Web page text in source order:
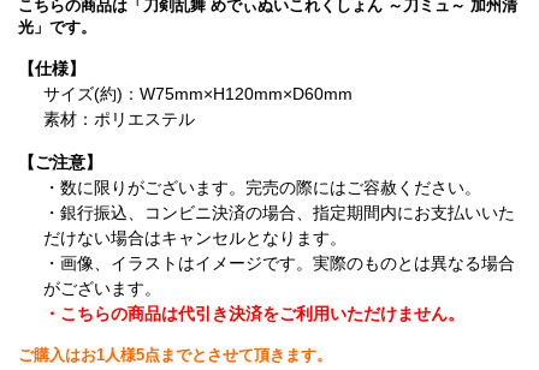
こちらの商品は「刀剣乱舞 めでぃぬいこれくしょん ～刀ミュ～ 加州清
光」です。
【仕様】
サイズ(約)：W75mm×H120mm×D60mm
素材：ポリエステル
【ご注意】
・数に限りがございます。完売の際にはご容赦ください。
・銀行振込、コンビニ決済の場合、指定期間内にお支払いいた
だけない場合はキャンセルとなります。
・画像、イラストはイメージです。実際のものとは異なる場合
がございます。
・こちらの商品は代引き決済をご利用いただけません。
ご購入はお1人様5点までとさせて頂きます。